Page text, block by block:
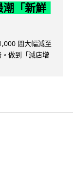
潮「新鮮
間大幅減至
做到「減店增